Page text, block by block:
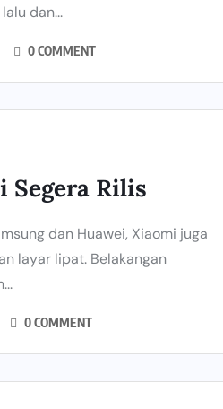
dan...
0 COMMENT
Segera Rilis
dan Huawei, Xiaomi juga
layar lipat. Belakangan
0 COMMENT